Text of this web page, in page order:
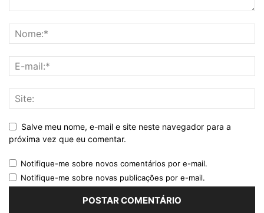
Salve meu nome, e-mail e site neste navegador para a
próxima vez que eu comentar.
Notifique-me sobre novos comentários por e-mail.
Notifique-me sobre novas publicações por e-mail.